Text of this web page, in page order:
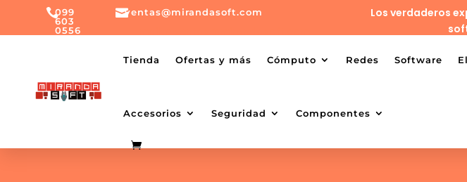
099
603
0556
0556
ventas@mirandasoft.com
mailto:ventas@mirandasoft.com
Los verdaderos
Tienda Ofertas y más Cómputo Redes Software
Accesorios Seguridad Componentes